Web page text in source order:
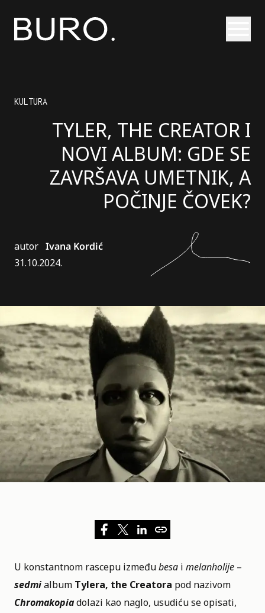
KULTURA
TYLER, THE CREATOR I
NOVI ALBUM: GDE SE
ZAVRŠAVA UMETNIK, A
POČINJE ČOVEK?
autor Ivana Kordić
31.10.2024.
U konstantnom rascepu izmeđubesa i melanholije –
sedmialbum Tylera, the Creatora pod nazivom
Chromakopiadolazi kao naglo, usudiću se opisati,